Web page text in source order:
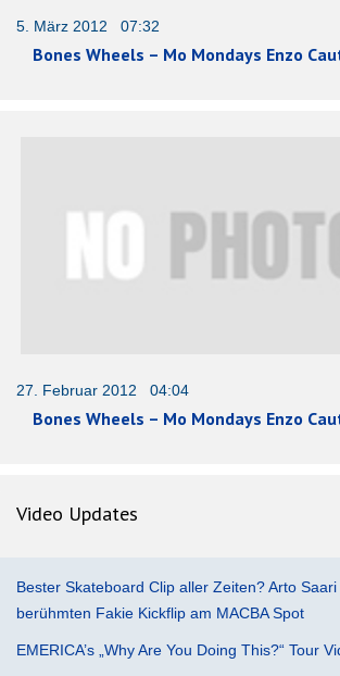
5. März 2012 07:32
Bones Wheels – Mo Mondays Enzo
27. Februar 2012 04:04
Bones Wheels – Mo Mondays Enzo
Video Updates
Bester Skateboard Clip aller Zeiten? Arto
berühmten Fakie Kickflip am MACBA Spot
EMERICA’s „Why Are You Doing This?“ Tour